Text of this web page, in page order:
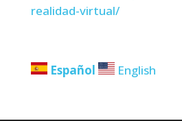
realidad-virtual/
Español English